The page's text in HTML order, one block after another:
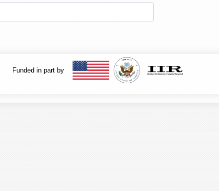
Funded in part by